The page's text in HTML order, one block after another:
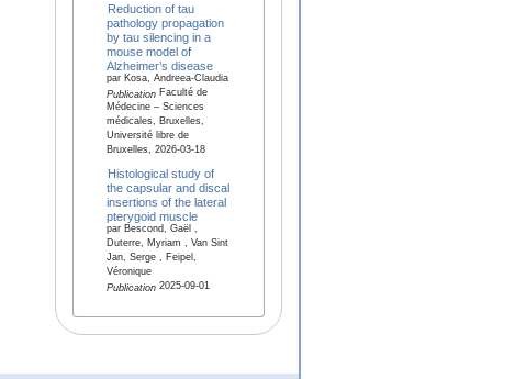
Reduction of tau
pathology propagation
by tau silencing in a
mouse model of
Alzheimer’s disease
par Kosa, Andreea-Claudia
PublicationFaculté de
Médecine – Sciences
médicales, Bruxelles,
Université libre de
Bruxelles, 2026-03-18
Histological study of
the capsular and discal
insertions of the lateral
pterygoid muscle
par Bescond, Gaël ,
Duterre, Myriam , Van Sint
Jan, Serge , Feipel,
Véronique
Publication2025-09-01